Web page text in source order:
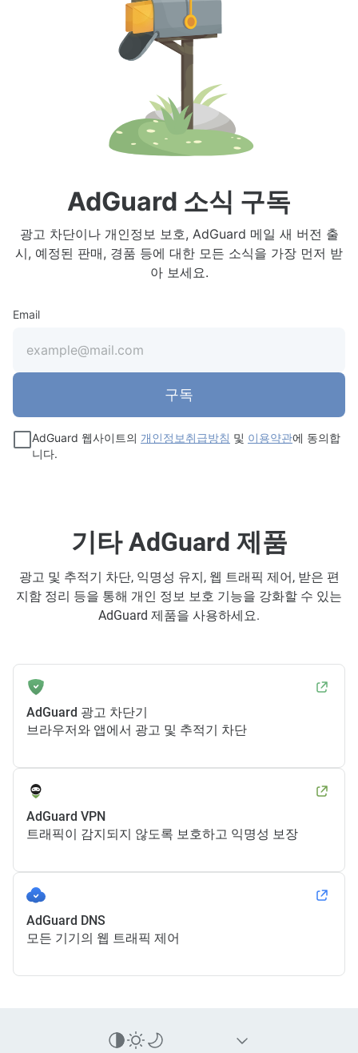
AdGuard 소식 구독
광고 차단이나 개인정보 보호, AdGuard 메일 새 버전 출
시, 예정된 판매, 경품 등에 대한 모든 소식을 가장 먼저 받
아 보세요.
Email
구독
AdGuard 웹사이트의 개인정보취급방침 및 이용약관에 동의합
니다.
기타 AdGuard 제품
광고 및 추적기 차단, 익명성 유지, 웹 트래픽 제어, 받은 편
지함 정리 등을 통해 개인 정보 보호 기능을 강화할 수 있는
AdGuard 제품을 사용하세요.
AdGuard 광고 차단기
브라우저와 앱에서 광고 및 추적기 차단
AdGuard VPN
트래픽이 감지되지 않도록 보호하고 익명성 보장
AdGuard DNS
모든 기기의 웹 트래픽 제어